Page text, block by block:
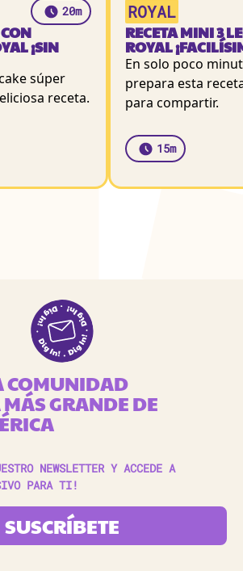
20m
¡SIN
súper
receta.
ROYAL
RECETA MINI 3
ROYAL
En solo poco
prepara esta
para compartir.
15m
COMUNIDAD
GRANDE DE
NEWSLETTER Y ACCEDE A
PARA TI!
SUSCRÍBETE